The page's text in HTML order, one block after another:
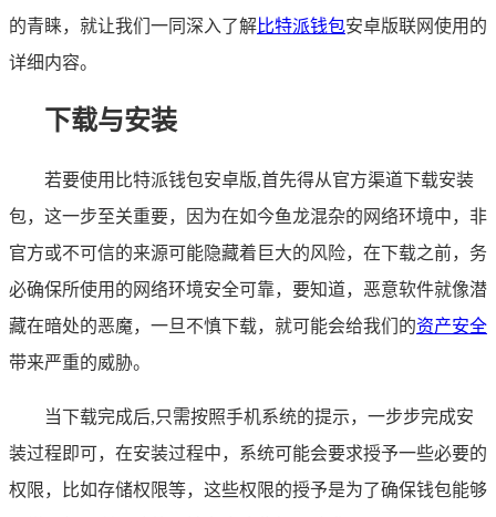
的青睐，就让我们一同深入了解比特派钱包安卓版联网使用的
详细内容。
下载与安装
若要使用比特派钱包安卓版,首先得从官方渠道下载安装
包，这一步至关重要，因为在如今鱼龙混杂的网络环境中，非
官方或不可信的来源可能隐藏着巨大的风险，在下载之前，务
必确保所使用的网络环境安全可靠，要知道，恶意软件就像潜
藏在暗处的恶魔，一旦不慎下载，就可能会给我们的资产安全
带来严重的威胁。
当下载完成后,只需按照手机系统的提示，一步步完成安
装过程即可，在安装过程中，系统可能会要求授予一些必要的
权限，比如存储权限等，这些权限的授予是为了确保钱包能够